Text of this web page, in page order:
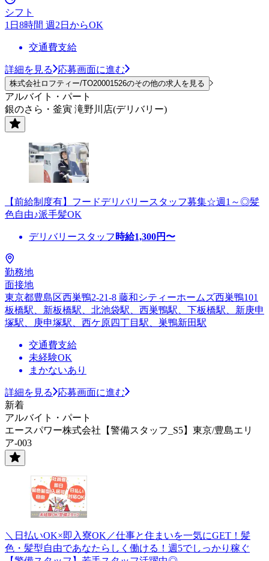
シフト
1日8時間 週2日からOK
交通費支給
詳細を見る 応募画面に進む
株式会社ロフティー/TO20001526のその他の求人を見る
アルバイト・パート
銀のさら・釜寅 滝野川店(デリバリー)
【前給制度有】フードデリバリースタッフ募集☆週1～◎髪
色自由♪派手髪OK
デリバリースタッフ 時給1,300円〜
勤務地
面接地
東京都豊島区西巣鴨2-21-8 藤和シティーホームズ西巣鴨101
板橋駅、新板橋駅、北池袋駅、西巣鴨駅、下板橋駅、新庚申
塚駅、庚申塚駅、西ケ原四丁目駅、巣鴨新田駅
交通費支給
未経験OK
まかないあり
詳細を見る
応募画面に進む
新着
アルバイト・パート
エースパワー株式会社【警備スタッフ_S5】東京/豊島エリ
ア-003
＼日払いOK×即入寮OK／仕事と住まいを一気にGET！髪
色・髪型自由であなたらしく働ける！週5でしっかり稼ぐ